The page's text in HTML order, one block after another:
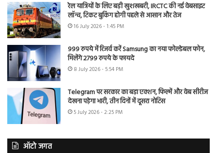
रेल यात्रियों के लिए बड़ी खुशखबरी, IRCTC की नई वेबसाइट
लॉन्च, टिकट बुकिंग होगी पहले से आसान और तेज
16 July 2026 - 1:45 PM
999 रुपये में रिजर्व करें Samsung का नया फोल्डेबल फोन,
मिलेंगे 2799 रुपये के फायदे
8 July 2026 - 5:54 PM
Telegram पर सरकार का बड़ा एक्शन, फिल्में और वेब सीरीज
देखना पड़ेगा भारी, तीन दिनों में दूसरा नोटिस
5 July 2026 - 2:25 PM
ऑटो जगत